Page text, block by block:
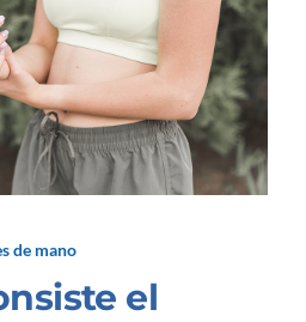
de mano
el